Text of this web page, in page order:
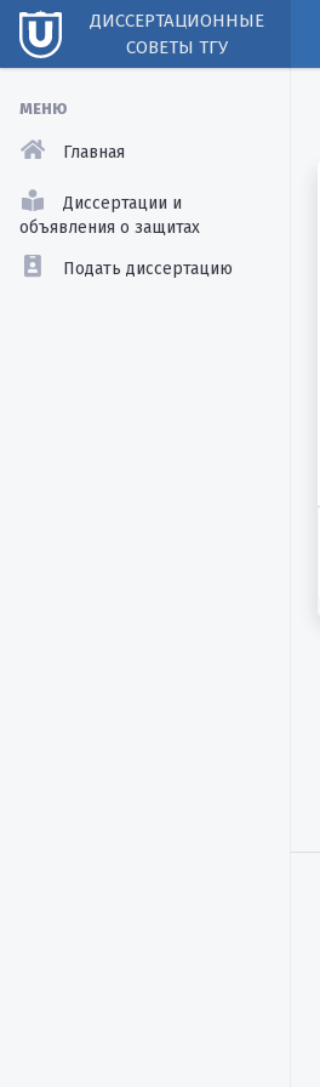
ДИССЕРТАЦИОННЫЕ
СОВЕТЫ ТГУ
МЕНЮ
Главная
Диссертации и
объявления о защитах
Подать диссертацию